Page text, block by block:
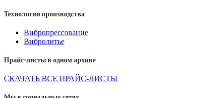
Технологии производства
Вибропрессование
Вибролитье
Прайс-листы в одном архиве
СКАЧАТЬ ВСЕ ПРАЙС-ЛИСТЫ